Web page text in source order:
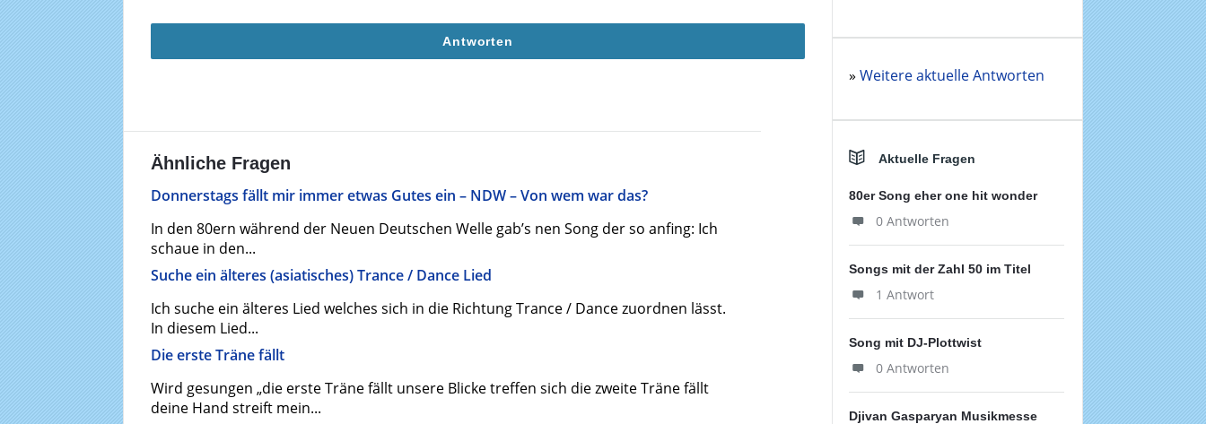
Antworten
Ähnliche Fragen
Donnerstags fällt mir immer etwas Gutes ein – NDW – Von wem war das?
In den 80ern während der Neuen Deutschen Welle gab’s nen Song der so anfing: Ich
schaue in den...
Suche ein älteres (asiatisches) Trance / Dance Lied
Ich suche ein älteres Lied welches sich in die Richtung Trance / Dance zuordnen lässt.
In diesem Lied...
Die erste Träne fällt
Wird gesungen „die erste Träne fällt unsere Blicke treffen sich die zweite Träne fällt
deine Hand streift mein...
» Weitere aktuelle Antworten
Aktuelle Fragen
80er Song eher one hit wonder
0 Antworten
Songs mit der Zahl 50 im Titel
1 Antwort
Song mit DJ-Plottwist
0 Antworten
Djivan Gasparyan Musikmesse